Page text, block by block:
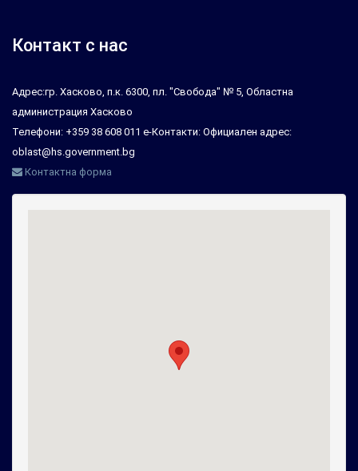
Контакт с нас
Адрес:гр. Хасково, п.к. 6300, пл. "Свобода" № 5, Областна
администрация Хасково
Телефони: +359 38 608 011 е-Контакти: Официален адрес:
oblast@hs.government.bg
Контактна форма